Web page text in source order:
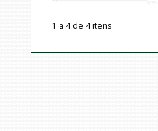
1 a 4 de 4 itens